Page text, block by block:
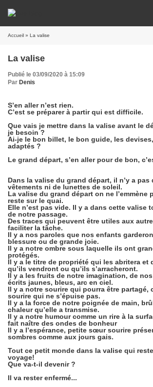
Accueil » La valise
La valise
Publié le 03/09/2020 à 15:09
Par Denis
S’en aller n’est rien.
C’est se préparer à partir qui est difficile.
Que vais je mettre dans la valise avant le
je besoin ?
Ai-je le bon billet, le bon guide, les
adaptés ?
Le grand départ, s’en aller pour de bon,
Dans la valise du grand départ, il n’y a pas
vêtements ni de lunettes de soleil.
La valise du grand départ on ne l’emmène
reste sur le quai.
Elle n’est pas vide. Il y a dans cette valise
de notre passage.
Des traces qui peuvent être utiles aux
faciliter la tâche.
Il y a nos paroles que nos enfants
blessure ou de grande joie.
Il y a notre ombre sous laquelle ils ont
protégés.
Il y a le titre de propriété qui les abritera et
qu’ils vendront ou qu’ils s’arracheront.
Il y a les fruits de notre imagination, de
écrits jaunes, bleus, arc en ciel.
Il y a notre sourire qui pourra être partagé,
sourire qui ne s’épuise pas.
Il y a la force de notre poignée de main,
chaleur qu’elle a transmise.
Il y a notre humour comme un rire à la
fait naître des ondes de bonheur
Il y a l’espérance, petite sœur sourire
sombres comme aux jours gais.
Tout ce petit monde dans la valise qui
voyage!
Que va-t-il devenir ?
Il va rester enfermé...